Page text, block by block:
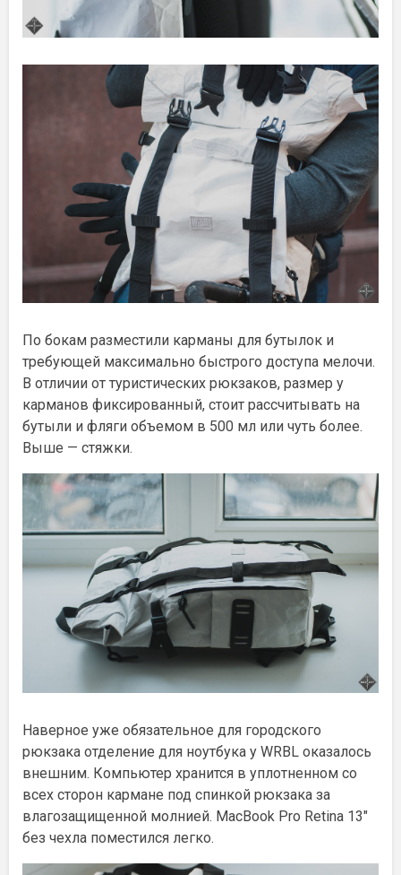
По бокам разместили карманы для бутылок и
требующей максимально быстрого доступа мелочи.
В отличии от туристических рюкзаков, размер у
карманов фиксированный, стоит рассчитывать на
бутыли и фляги объемом в 500 мл или чуть более.
Выше — стяжки.
Наверное уже обязательное для городского
рюкзака отделение для ноутбука у WRBL оказалось
внешним. Компьютер хранится в уплотненном со
всех сторон кармане под спинкой рюкзака за
влагозащищенной молнией. MacBook Pro Retina 13″
без чехла поместился легко.